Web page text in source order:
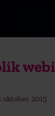
oktober 2015